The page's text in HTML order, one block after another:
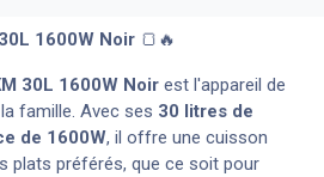
1600W Noir 🍞🔥
30L 1600W Noir est l'appareil de
famille. Avec ses 30 litres de
de 1600W, il offre une cuisson
plats préférés, que ce soit pour